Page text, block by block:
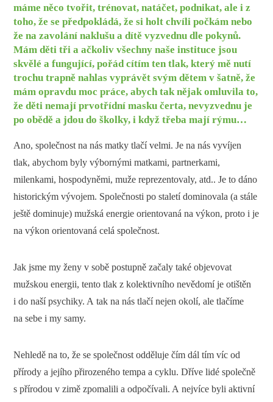
máme něco tvořit, trénovat, natáčet, podnikat, ale i z
toho, že se předpokládá, že si holt chvíli počkám nebo
že na zavolání naklušu a dítě vyzvednu dle pokynů.
Mám děti tři a ačkoliv všechny naše instituce jsou
skvělé a fungující, pořád cítím ten tlak, který mě nutí
trochu trapně nahlas vyprávět svým dětem v šatně, že
mám opravdu moc práce, abych tak nějak omluvila to,
že děti nemají prvotřídní masku čerta, nevyzvednu je
po obědě a jdou do školky, i když třeba mají rýmu…
Ano, společnost na nás matky tlačí velmi. Je na nás vyvíjen
tlak, abychom byly výbornými matkami, partnerkami,
milenkami, hospodyněmi, muže reprezentovaly, atd.. Je to dáno
historickým vývojem. Společnosti po staletí dominovala (a stále
ještě dominuje) mužská energie orientovaná na výkon, proto i je
na výkon orientovaná celá společnost.
Jak jsme my ženy v sobě postupně začaly také objevovat
mužskou energii, tento tlak z kolektivního nevědomí je otištěn
i do naší psychiky. A tak na nás tlačí nejen okolí, ale tlačíme
na sebe i my samy.
Nehledě na to, že se společnost odděluje čím dál tím víc od
přírody a jejího přirozeného tempa a cyklu. Dříve lidé společně
s přírodou v zimě zpomalili a odpočívali. A nejvíce byli aktivní